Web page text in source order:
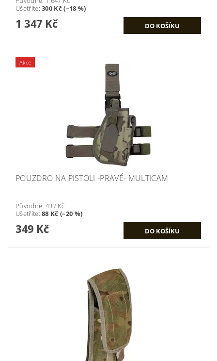
Ušetříte:300 Kč (–18 %)
1 347 Kč
Akce
POUZDRO NA PISTOLI -PRAVÉ- MULTICAM
Původně: 437 Kč
Ušetříte:88 Kč (–20 %)
349 Kč